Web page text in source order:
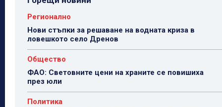
Регионално
Нови стъпки за решаване на водната криза в
ловешкото село Дренов
Общество
ФАО: Световните цени на храните се повишиха
през юли
Политика